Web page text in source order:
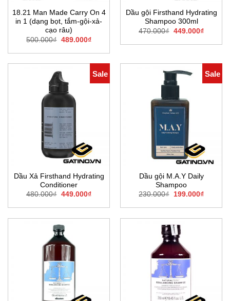
18.21 Man Made Carry On 4
in 1 (dạng bọt, tắm-gội-xả-
cạo râu)
500.000₫ Giá
là:
489.000₫Giá
tại
489.000₫.
Dầu gội Firsthand Hydrating
Shampoo 300ml
470.000₫ Giá
là:
449.000₫Giá
tại
Sale
Dầu Xả Firsthand Hydrating
Conditioner
480.000₫ Giá
là:
449.000₫Giá
tại
449.000₫.
Sale
Dầu gội M.A.Y Daily
Shampoo
230.000₫
Giá
là:
199.000₫Giá
tại